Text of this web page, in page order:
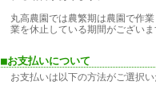
丸高農園では農繁期は農園で作
業を休止している期間がござい
■お支払いについて
お支払いは以下の方法がご選択